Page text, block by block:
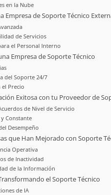
en la Nube
Empresa de Soporte Técnico
de Servicios
el Personal Interno
Empresa de Soporte Técnico
del Soporte 24/7
el Precio
Exitosa con tu Proveedor de
de Nivel de Servicio
Constante
Desempeño
que Han Mejorado con Soporte
Operativa
de Inactividad
de la Información
el Soporte Técnico
de IA